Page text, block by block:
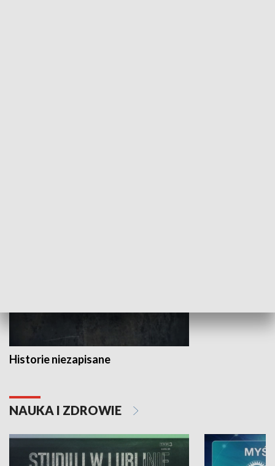
Historie niezapisane
NAUKA I ZDROWIE